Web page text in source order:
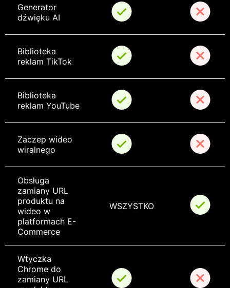
Generator
dźwięku AI
Biblioteka
reklam TikTok
Biblioteka
reklam YouTube
Zaczep wideo
wiralnego
Obsługa
zamiany URL
produktu na
wideo w
platformach E-
Commerce
WSZYSTKO
Wtyczka
Chrome do
zamiany URL